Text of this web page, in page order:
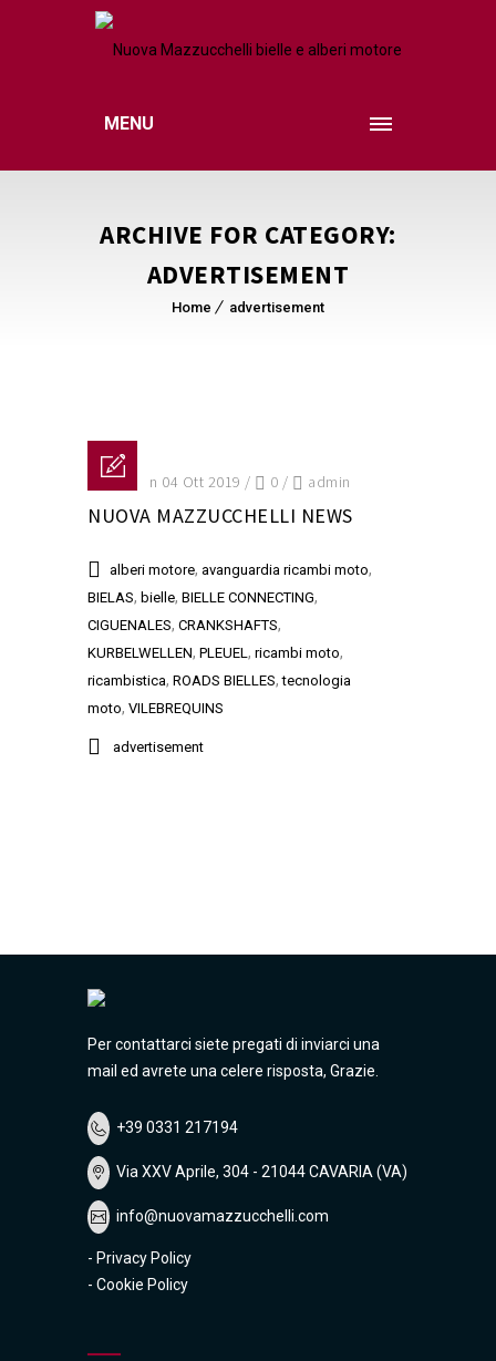
MENU
ARCHIVE FOR CATEGORY:
ADVERTISEMENT
Home advertisement
Posted on 04 Ott 2019 / 0 / admin
NUOVA MAZZUCCHELLI NEWS
alberi motore, avanguardia ricambi moto,
BIELAS, bielle, BIELLE CONNECTING,
CIGUENALES, CRANKSHAFTS,
KURBELWELLEN, PLEUEL, ricambi moto,
ricambistica, ROADS BIELLES,tecnologia
moto, VILEBREQUINS
advertisement
Per contattarci siete pregati di inviarci una
mail ed avrete una celere risposta, Grazie.
+39 0331 217194
Via XXV Aprile, 304 - 21044 CAVARIA (VA)
info@nuovamazzucchelli.com
- Privacy Policy
- Cookie Policy